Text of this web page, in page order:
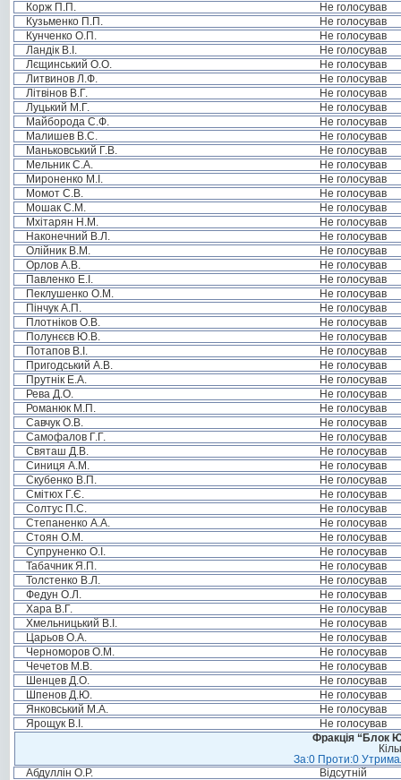
Корж П.П.
Не голосував
Кузьменко П.П.
Не голосував
Кунченко О.П.
Не голосував
Ландік В.І.
Не голосував
Лєщинський О.О.
Не голосував
Литвинов Л.Ф.
Не голосував
Літвінов В.Г.
Не голосував
Луцький М.Г.
Не голосував
Майборода С.Ф.
Не голосував
Малишев В.С.
Не голосував
Маньковський Г.В.
Не голосував
Мельник С.А.
Не голосував
Мироненко М.І.
Не голосував
Момот С.В.
Не голосував
Мошак С.М.
Не голосував
Мхітарян Н.М.
Не голосував
Наконечний В.Л.
Не голосував
Олійник В.М.
Не голосував
Орлов А.В.
Не голосував
Павленко Е.І.
Не голосував
Пеклушенко О.М.
Не голосував
Пінчук А.П.
Не голосував
Плотніков О.В.
Не голосував
Полунєєв Ю.В.
Не голосував
Потапов В.І.
Не голосував
Пригодський А.В.
Не голосував
Прутнік Е.А.
Не голосував
Рева Д.О.
Не голосував
Романюк М.П.
Не голосував
Савчук О.В.
Не голосував
Самофалов Г.Г.
Не голосував
Святаш Д.В.
Не голосував
Синиця А.М.
Не голосував
Скубенко В.П.
Не голосував
Смітюх Г.Є.
Не голосував
Солтус П.С.
Не голосував
Степаненко А.А.
Не голосував
Стоян О.М.
Не голосував
Супруненко О.І.
Не голосував
Табачник Я.П.
Не голосував
Толстенко В.Л.
Не голосував
Федун О.Л.
Не голосував
Хара В.Г.
Не голосував
Хмельницький В.І.
Не голосував
Царьов О.А.
Не голосував
Черноморов О.М.
Не голосував
Чечетов М.В.
Не голосував
Шенцев Д.О.
Не голосував
Шпенов Д.Ю.
Не голосував
Янковський М.А.
Не голосував
Ярощук В.І.
Не голосував
Фракція “Блок
За:0 Проти:0
Абдуллін О.Р.
Відсутній